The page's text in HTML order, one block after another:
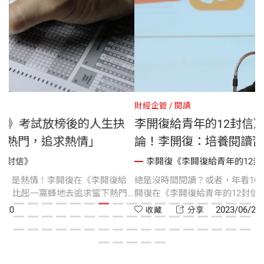
生抉
李開復給
當下熱門
你愛的的
李開復給青年的12封信》多讀歷史、少讀
論！李開復：培養閱讀習慣先選對書
李開復《李開復給青年的12封信》
總是沒時間閱讀？或者，年看100本書卻像沒吸收？AI
開復在《李開復給青年的12封信》談到閱讀習慣，他認
是一件需要堅持的事，選書也有「3多3少」的小訣竅！
2023/06/20